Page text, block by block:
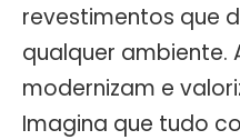
revestimentos que
qualquer ambiente.
modernizam e
Imagina que tudo